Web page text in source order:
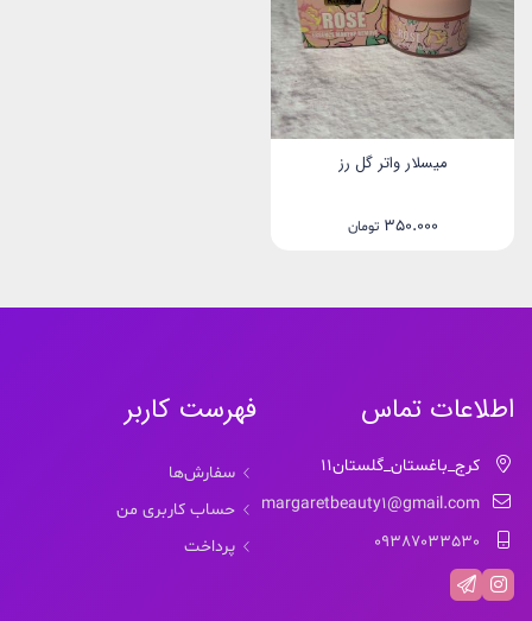
میسلار واتر گل رز
350.000 تومان
اطلاعات تماس
کرج_باغستان_گلستان11
margaretbeauty1@gmail.com
09387033530
فهرست کاربر
سفارش‌ها
حساب کاربری من
پرداخت